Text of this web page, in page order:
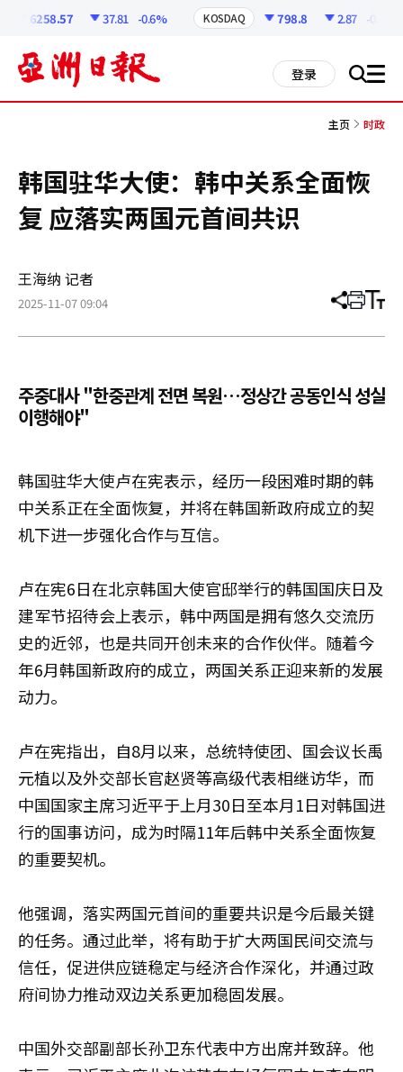
6258.57 37.81 -0.6% KOSDAQ 798.8 2.87 -0.36%
登录 搜 all
主页 时政
韩国驻华大使：韩中关系全面恢
复 应落实两国元首间共识
王海纳 记者
2025-11-07 09:04 分
章
打 调
小
주중대사 "한중관계 전면 복원…정상간 공동인식 성실
이행해야"
韩国驻华大使卢在宪表示，经历一段困难时期的韩
中关系正在全面恢复，并将在韩国新政府成立的契
机下进一步强化合作与互信。
卢在宪6日在北京韩国大使官邸举行的韩国国庆日及
建军节招待会上表示，韩中两国是拥有悠久交流历
史的近邻，也是共同开创未来的合作伙伴。随着今
年6月韩国新政府的成立，两国关系正迎来新的发展
动力。
卢在宪指出，自8月以来，总统特使团、国会议长禹
元植以及外交部长官赵贤等高级代表相继访华，而
中国国家主席习近平于上月30日至本月1日对韩国进
行的国事访问，成为时隔11年后韩中关系全面恢复
的重要契机。
他强调，落实两国元首间的重要共识是今后最关键
的任务。通过此举，将有助于扩大两国民间交流与
信任，促进供应链稳定与经济合作深化，并通过政
府间协力推动双边关系更加稳固发展。
中国外交部副部长孙卫东代表中方出席并致辞。他